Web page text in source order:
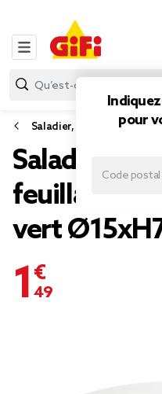
pour
Saladier, plat et coupelle
Saladier
feuillage
vert
1,49 €